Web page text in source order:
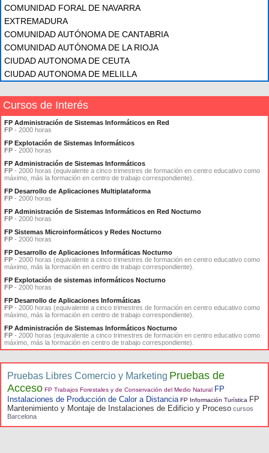
COMUNIDAD FORAL DE NAVARRA
EXTREMADURA
COMUNIDAD AUTÓNOMA DE CANTABRIA
COMUNIDAD AUTÓNOMA DE LA RIOJA
CIUDAD AUTONOMA DE CEUTA
CIUDAD AUTONOMA DE MELILLA
Cursos de Interés
FP Administración de Sistemas Informáticos en Red
FP - 2000 horas
FP Explotación de Sistemas Informáticos
FP - 2000 horas
FP Administración de Sistemas Informáticos
FP - 2000 horas (equivalente a cinco trimestres de formación en centro educativo como
máximo, más la formación en centro de trabajo correspondiente).
FP Desarrollo de Aplicaciones Multiplataforma
FP - 2000 horas
FP Administración de Sistemas Informáticos en Red Nocturno
FP - 2000 horas
FP Sistemas Microinformáticos y Redes Nocturno
FP - 2000 horas
FP Desarrollo de Aplicaciones Informáticas Nocturno
FP - 2000 horas (equivalente a cinco trimestres de formación en centro educativo como
máximo, más la formación en centro de trabajo correspondiente).
FP Explotación de sistemas informáticos Nocturno
FP - 2000 horas
FP Desarrollo de Aplicaciones Informáticas
FP - 2000 horas (equivalente a cinco trimestres de formación en centro educativo como
máximo, más la formación en centro de trabajo correspondiente).
FP Administración de Sistemas Informáticos Nocturno
FP - 2000 horas (equivalente a cinco trimestres de formación en centro educativo como
máximo, más la formación en centro de trabajo correspondiente).
Pruebas Libres Comercio y Marketing Pruebas de
Acceso FP Trabajos Forestales y de Conservación del Medio Natural FP
Instalaciones de Producción de Calor a Distancia FP Información Turística FP
Mantenimiento y Montaje de Instalaciones de Edificio y Proceso cursos
Barcelona